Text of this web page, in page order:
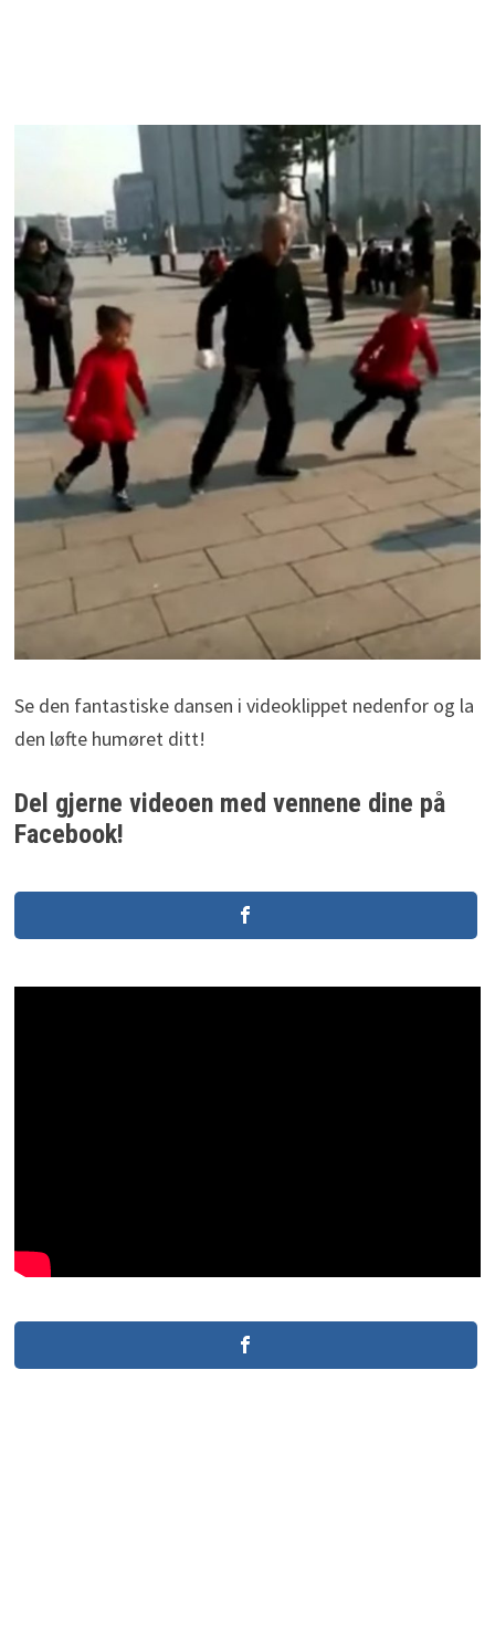
Se den fantastiske dansen i videoklippet nedenfor og la
den løfte humøret ditt!
Del gjerne videoen med vennene dine på
Facebook!